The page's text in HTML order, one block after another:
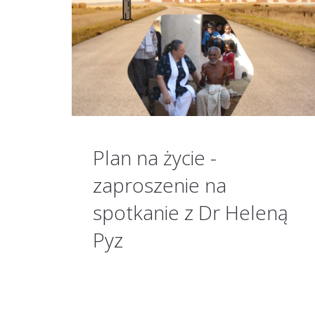
Plan na życie -
zaproszenie na
spotkanie z Dr Heleną
Pyz